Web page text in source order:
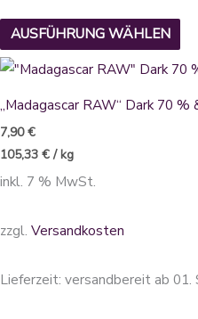
AUSFÜHRUNG WÄHLEN
„Madagascar RAW“ Dark 70 %
7,90€
105,33 €/kg
inkl. 7 % MwSt.
zzgl. Versandkosten
Lieferzeit: versandbereit ab